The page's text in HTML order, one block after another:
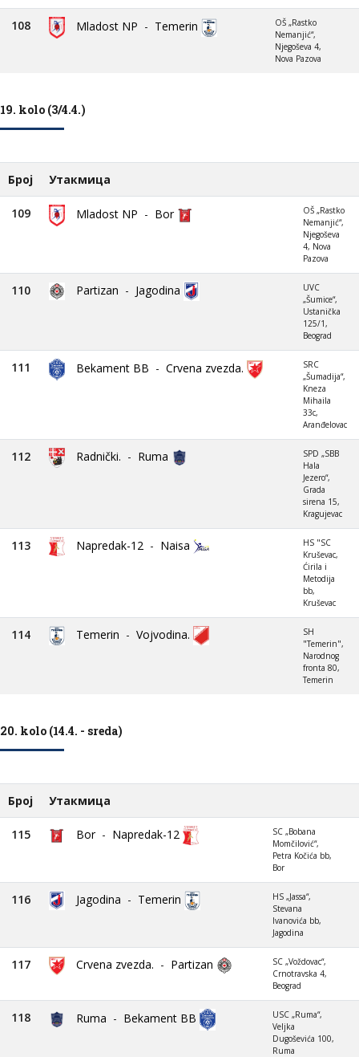
108 Mladost NP - Temerin
OŠ „Rastko
Nemanjić“,
Njegoševa 4,
Nova Pazova
19. kolo (3/4.4.)
Број Утакмица
109 Mladost NP - Bor
OŠ „Rastko
Nemanjić“,
Njegoševa
4, Nova
Pazova
110 Partizan - Jagodina
UVC
„Šumice“,
Ustanička
125/1,
Beograd
111 Bekament BB - Crvena zvezda.
SRC
„Šumadija“,
Kneza
Mihaila
33c,
Aranđelovac
112 Radnički. - Ruma
SPD „SBB
Hala
Jezero“,
Grada
sirena 15,
Kragujevac
113 Napredak-12 - Naisa
HS "SC
Kruševac,
Ćirila i
Metodija
bb,
Kruševac
114 Temerin - Vojvodina.
SH
"Temerin",
Narodnog
fronta 80,
Temerin
20. kolo (14.4. - sreda)
Број Утакмица
115 Bor - Napredak-12
SC „Bobana
Momčilović“,
Petra Kočića bb,
Bor
116 Jagodina - Temerin
HS „Jassa“,
Stevana
Ivanovića bb,
Jagodina
117 Crvena zvezda. - Partizan
SC „Voždovac“,
Crnotravska 4,
Beograd
118 Ruma - Bekament BB
USC „Ruma“,
Veljka
Dugoševića 100,
Ruma